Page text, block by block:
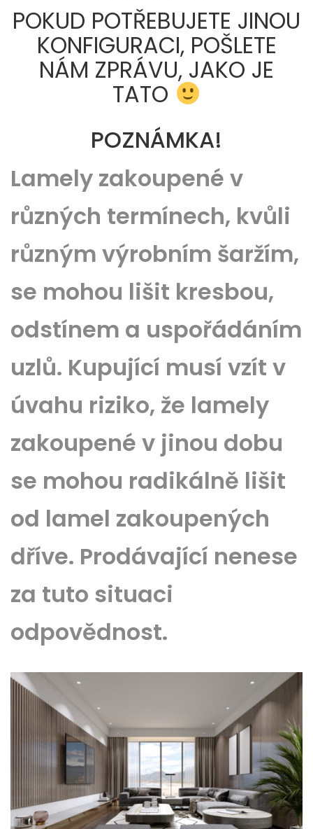
POKUD POTŘEBUJETE JINOU
KONFIGURACI, POŠLETE
NÁM ZPRÁVU, JAKO JE
TATO
POZNÁMKA!
Lamely zakoupené v
různých termínech, kvůli
různým výrobním šaržím,
se mohou lišit kresbou,
odstínem a uspořádáním
uzlů. Kupující musí vzít v
úvahu riziko, že lamely
zakoupené v jinou dobu
se mohou radikálně lišit
od lamel zakoupených
dříve. Prodávající nenese
za tuto situaci
odpovědnost.